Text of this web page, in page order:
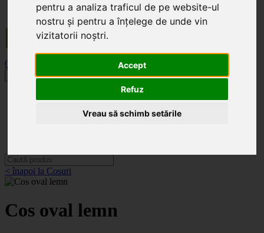
pentru a analiza traficul de pe website-ul
nostru și pentru a înțelege de unde vin
vizitatorii noștri.
Accept
Refuz
Vreau să schimb setările
Transportul este GRATUIT pentru comenzile mai mari de 350 Lei. Comanda minimă în
valoare de 100 Lei. Expediere în 1 - 2 zile lucrătoare.
0
Toggle navigation
< înapoi la Cosuri
Cos oval lemn